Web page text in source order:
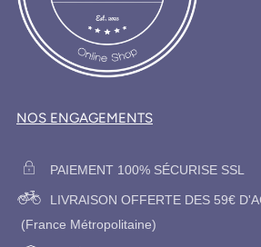
NOS ENGAGEMENTS
PAIEMENT 100% SÉCURISE SSL
LIVRAISON OFFERTE DES 59€
(France Métropolitaine)